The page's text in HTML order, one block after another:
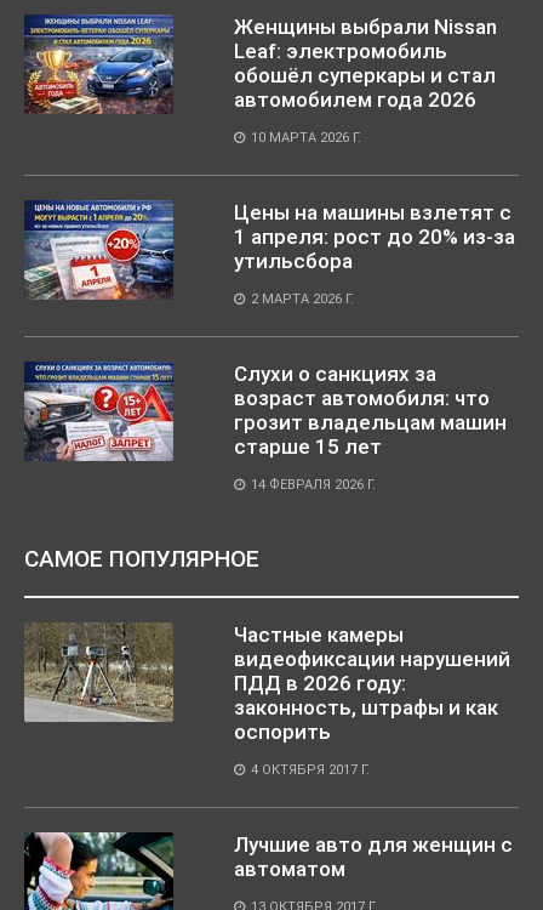
Женщины выбрали Nissan
Leaf: электромобиль
обошёл суперкары и стал
автомобилем года 2026
10 МАРТА 2026 Г.
Цены на машины взлетят с
1 апреля: рост до 20% из-за
утильсбора
2 МАРТА 2026 Г.
Слухи о санкциях за
возраст автомобиля: что
грозит владельцам машин
старше 15 лет
14 ФЕВРАЛЯ 2026 Г.
САМОЕ ПОПУЛЯРНОЕ
Частные камеры
видеофиксации нарушений
ПДД в 2026 году:
законность, штрафы и как
оспорить
4 ОКТЯБРЯ 2017 Г.
Лучшие авто для женщин с
автоматом